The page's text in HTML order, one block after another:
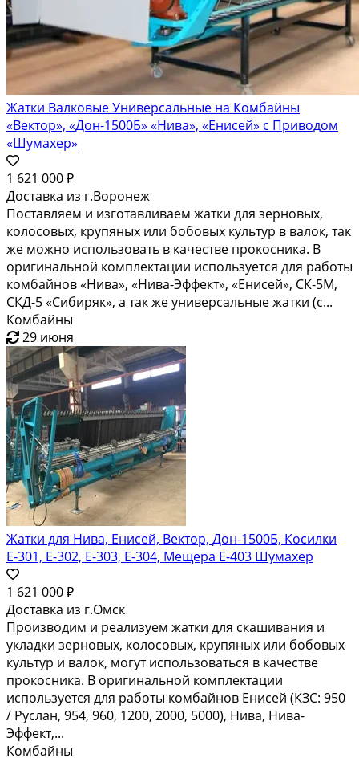
Жатки Валковые Универсальные на Комбайны
«Вектор», «Дон-1500Б» «Нива», «Енисей» с Приводом
«Шумахер»
1 621 000 ₽
Доставка из г.Воронеж
Поставляем и изготавливаем жатки для зерновых,
колосовых, крупяных или бобовых культур в валок, так
же можно использовать в качестве прокосника. В
оригинальной комплектации используется для работы
комбайнов «Нива», «Нива-Эффект», «Енисей», СК-5М,
СКД-5 «Сибиряк», а так же универсальные жатки (с...
Комбайны
29 июня
Жатки для Нива, Енисей, Вектор, Дон-1500Б, Косилки
Е-301, Е-302, Е-303, Е-304, Мещера Е-403 Шумахер
1 621 000 ₽
Доставка из г.Омск
Производим и реализуем жатки для скашивания и
укладки зерновых, колосовых, крупяных или бобовых
культур и валок, могут использоваться в качестве
прокосника. В оригинальной комплектации
используется для работы комбайнов Енисей (КЗС: 950
/ Руслан, 954, 960, 1200, 2000, 5000), Нива, Нива-
Эффект,...
Комбайны